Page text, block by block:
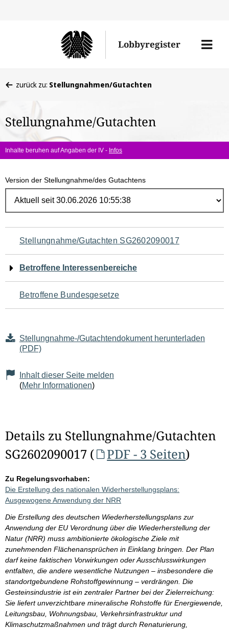
Lobbyregister
Menü
befinden
hier:
zurück zu: Stellungnahmen/Gutachten
Stellungnahme/Gutachten
Inhalte beruhen auf Angaben der IV - Infos
Version der Stellungnahme/des Gutachtens
Navigation
für
den
Seiteninhalt
Stellungnahme/Gutachten SG2602090017
Betroffene Interessenbereiche
Betroffene Bundesgesetze
Stellungnahme-/Gutachtendokument herunterladen
(PDF)
Inhalt dieser Seite melden
(Mehr Informationen)
Details zu Stellungnahme/Gutachten
SG2602090017 (
PDF - 3 Seiten)
Zu Regelungsvorhaben:
Die Erstellung des nationalen Widerherstellungsplans:
Ausgewogene Anwendung der NRR
Die Erstellung des deutschen Wiederherstellungsplans zur
Anwendung der EU Verordnung über die Wiederherstellung der
Natur (NRR) muss ambitionierte ökologische Ziele mit
zunehmenden Flächenansprüchen in Einklang bringen. Der Plan
darf keine faktischen Vorwirkungen oder Ausschlusswirkungen
entfalten, die andere wesentliche Nutzungen – insbesondere die
standortgebundene Rohstoffgewinnung – verdrängen. Die
Gesteinsindustrie ist ein zentraler Partner bei der Zielerreichung:
Sie liefert unverzichtbare mineralische Rohstoffe für Energiewende,
Leitungsbau, Wohnungsbau, Verkehrsinfrastruktur und
Klimaschutzmaßnahmen und trägt durch Renaturierung,